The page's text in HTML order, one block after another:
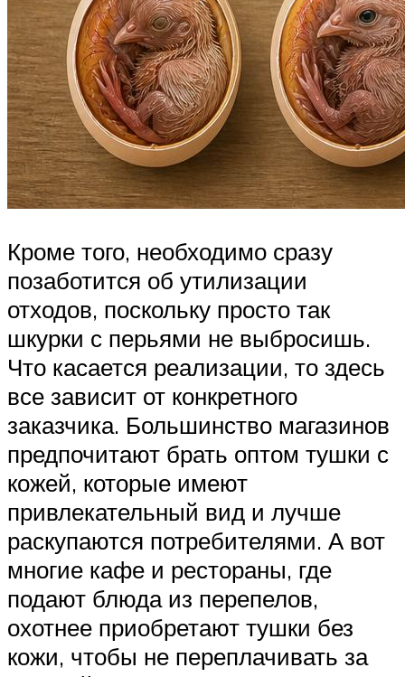
Кроме того, необходимо сразу
позаботится об утилизации
отходов, поскольку просто так
шкурки с перьями не выбросишь.
Что касается реализации, то здесь
все зависит от конкретного
заказчика. Большинство магазинов
предпочитают брать оптом тушки с
кожей, которые имеют
привлекательный вид и лучше
раскупаются потребителями. А вот
многие кафе и рестораны, где
подают блюда из перепелов,
охотнее приобретают тушки без
кожи, чтобы не переплачивать за